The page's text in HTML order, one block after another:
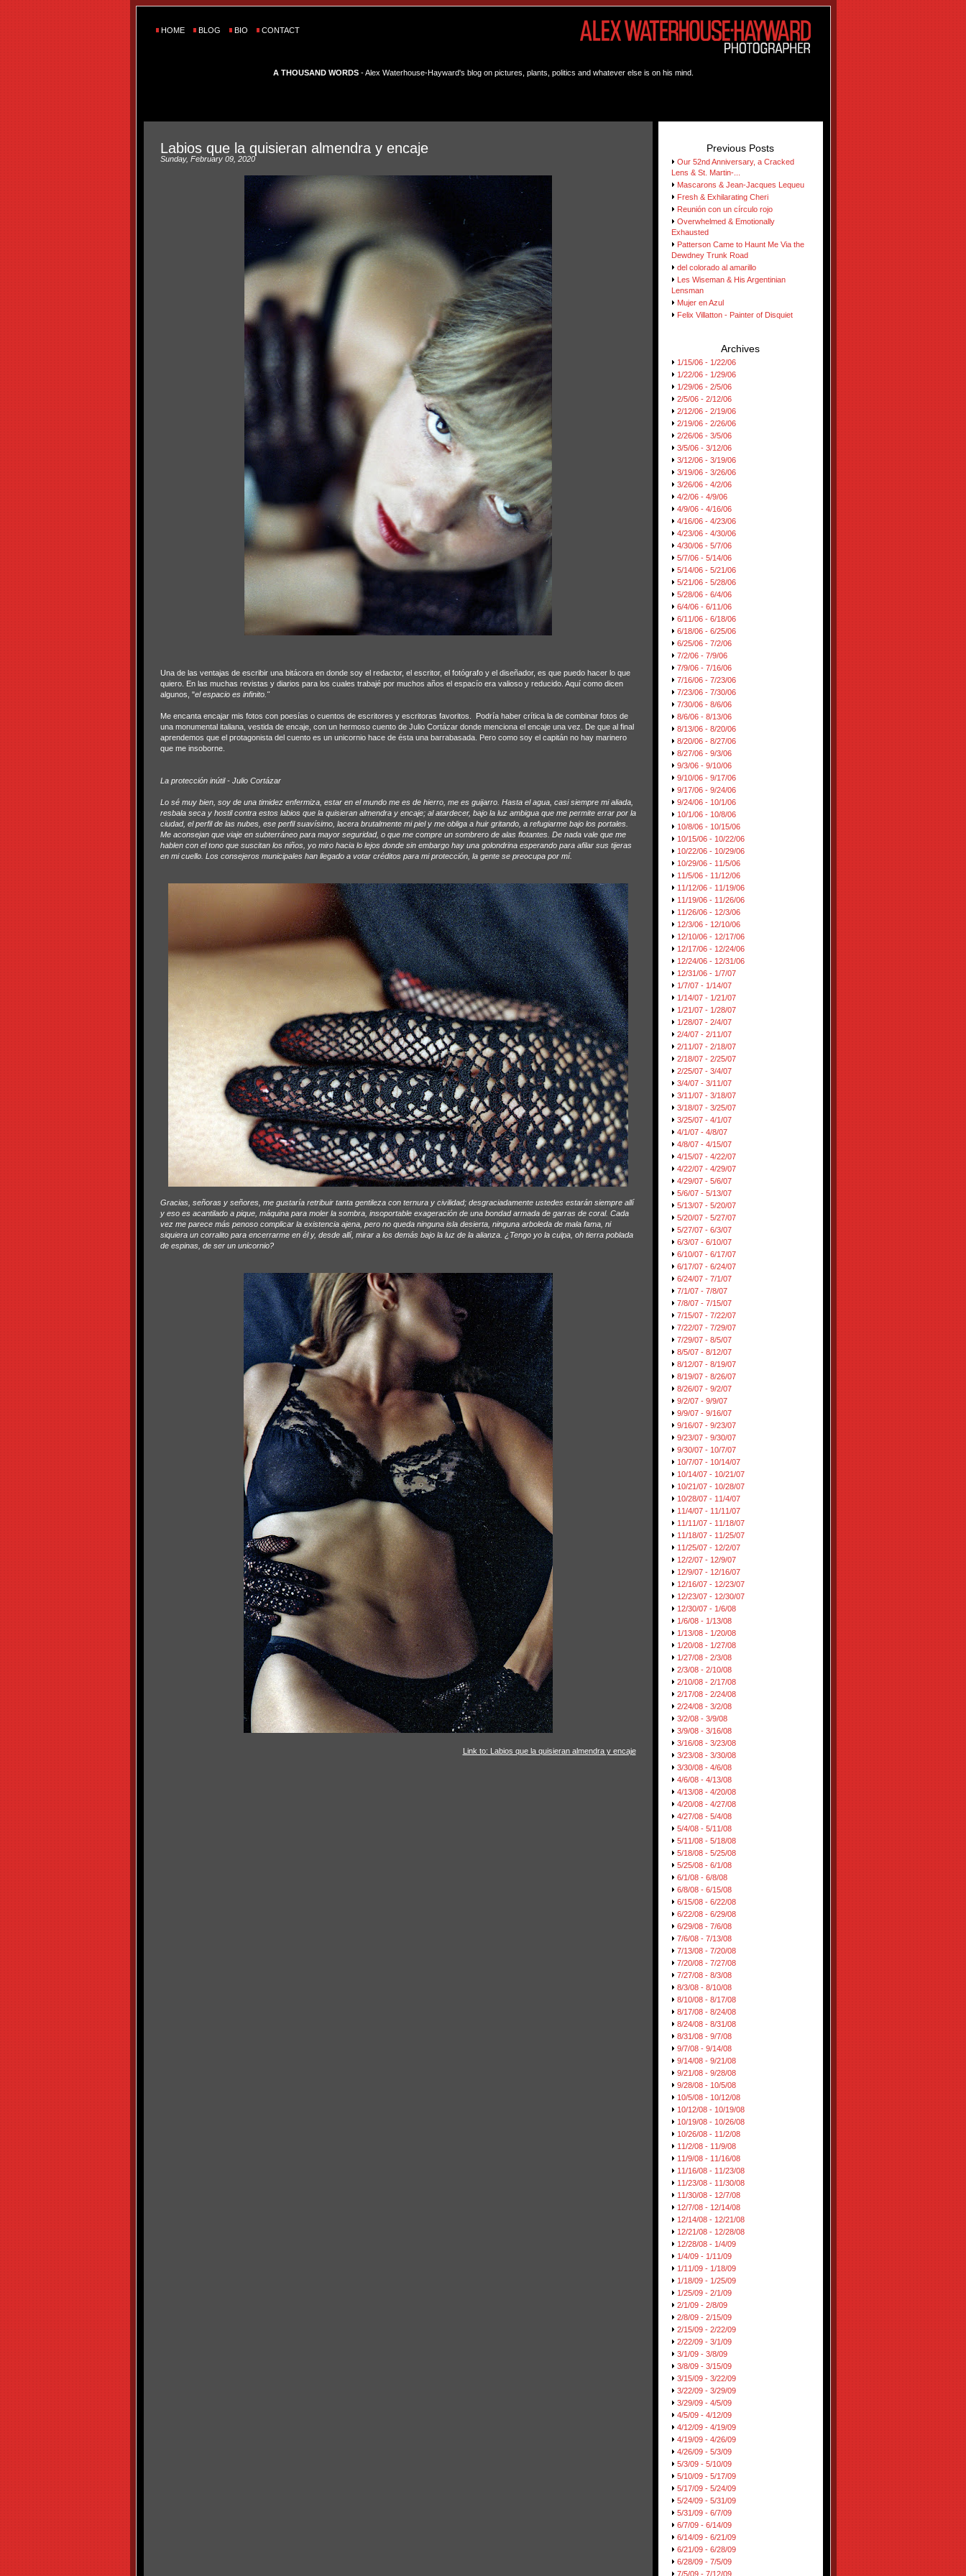
HOME BLOG BIO CONTACT
A THOUSAND WORDS- Alex Waterhouse-Hayward's blog on pictures, plants, politics and whatever else is on his mind.
Labios que la quisieran almendra y encaje
Sunday, February 09, 2020
Una de las ventajas de escribir una bitácora en donde soy el redactor, el escritor, el fotógrafo y el diseñador, es que puedo hacer lo que
quiero. En las muchas revistas y diarios para los cuales trabajé por muchos años el espacío era valioso y reducido. Aquí como dicen
algunos, "el espacio es infinito."
Me encanta encajar mis fotos con poesías o cuentos de escritores y escritoras favoritos. Podría haber crítica la de combinar fotos de
una monumental italiana, vestida de encaje, con un hermoso cuento de Julio Cortázar donde menciona el encaje una vez. De que al final
aprendemos que el protagonista del cuento es un unicornio hace de ésta una barrabasada. Pero como soy el capitán no hay marinero
que me insoborne.
La protección inútil - Julio Cortázar
Lo sé muy bien, soy de una timidez enfermiza, estar en el mundo me es de hierro, me es guijarro. Hasta el agua, casi siempre mi aliada,
resbala seca y hostil contra estos labios que la quisieran almendra y encaje; al atardecer, bajo la luz ambigua que me permite errar por la
ciudad, el perfil de las nubes, ese perfil suavísimo, lacera brutalmente mi piel y me obliga a huir gritando, a refugiarme bajo los portales.
Me aconsejan que viaje en subterráneo para mayor seguridad, o que me compre un sombrero de alas flotantes. De nada vale que me
hablen con el tono que suscitan los niños, yo miro hacia lo lejos donde sin embargo hay una golondrina esperando para afilar sus tijeras
en mi cuello. Los consejeros municipales han llegado a votar créditos para mi protección, la gente se preocupa por mí.
Gracias, señoras y señores, me gustaría retribuir tanta gentileza con ternura y civilidad; desgraciadamente ustedes estarán siempre allí
y eso es acantilado a pique, máquina para moler la sombra, insoportable exageración de una bondad armada de garras de coral. Cada
vez me parece más penoso complicar la existencia ajena, pero no queda ninguna isla desierta, ninguna arboleda de mala fama, ni
siquiera un corralito para encerrarme en él y, desde allí, mirar a los demás bajo la luz de la alianza. ¿Tengo yo la culpa, oh tierra poblada
de espinas, de ser un unicornio?
Link to: Labios que la quisieran almendra y encaje
Previous Posts
Our 52nd Anniversary, a Cracked
Lens & St. Martin-...
Mascarons & Jean-Jacques Lequeu
Fresh & Exhilarating Cheri
Reunión con un círculo rojo
Overwhelmed & Emotionally
Exhausted
Patterson Came to Haunt Me Via the
Dewdney Trunk Road
del colorado al amarillo
Les Wiseman & His Argentinian
Lensman
Mujer en Azul
Felix Villatton - Painter of Disquiet
Archives
1/15/06 - 1/22/06
1/22/06 - 1/29/06
1/29/06 - 2/5/06
2/5/06 - 2/12/06
2/12/06 - 2/19/06
2/19/06 - 2/26/06
2/26/06 - 3/5/06
3/5/06 - 3/12/06
3/12/06 - 3/19/06
3/19/06 - 3/26/06
3/26/06 - 4/2/06
4/2/06 - 4/9/06
4/9/06 - 4/16/06
4/16/06 - 4/23/06
4/23/06 - 4/30/06
4/30/06 - 5/7/06
5/7/06 - 5/14/06
5/14/06 - 5/21/06
5/21/06 - 5/28/06
5/28/06 - 6/4/06
6/4/06 - 6/11/06
6/11/06 - 6/18/06
6/18/06 - 6/25/06
6/25/06 - 7/2/06
7/2/06 - 7/9/06
7/9/06 - 7/16/06
7/16/06 - 7/23/06
7/23/06 - 7/30/06
7/30/06 - 8/6/06
8/6/06 - 8/13/06
8/13/06 - 8/20/06
8/20/06 - 8/27/06
8/27/06 - 9/3/06
9/3/06 - 9/10/06
9/10/06 - 9/17/06
9/17/06 - 9/24/06
9/24/06 - 10/1/06
10/1/06 - 10/8/06
10/8/06 - 10/15/06
10/15/06 - 10/22/06
10/22/06 - 10/29/06
10/29/06 - 11/5/06
11/5/06 - 11/12/06
11/12/06 - 11/19/06
11/19/06 - 11/26/06
11/26/06 - 12/3/06
12/3/06 - 12/10/06
12/10/06 - 12/17/06
12/17/06 - 12/24/06
12/24/06 - 12/31/06
12/31/06 - 1/7/07
1/7/07 - 1/14/07
1/14/07 - 1/21/07
1/21/07 - 1/28/07
1/28/07 - 2/4/07
2/4/07 - 2/11/07
2/11/07 - 2/18/07
2/18/07 - 2/25/07
2/25/07 - 3/4/07
3/4/07 - 3/11/07
3/11/07 - 3/18/07
3/18/07 - 3/25/07
3/25/07 - 4/1/07
4/1/07 - 4/8/07
4/8/07 - 4/15/07
4/15/07 - 4/22/07
4/22/07 - 4/29/07
4/29/07 - 5/6/07
5/6/07 - 5/13/07
5/13/07 - 5/20/07
5/20/07 - 5/27/07
5/27/07 - 6/3/07
6/3/07 - 6/10/07
6/10/07 - 6/17/07
6/17/07 - 6/24/07
6/24/07 - 7/1/07
7/1/07 - 7/8/07
7/8/07 - 7/15/07
7/15/07 - 7/22/07
7/22/07 - 7/29/07
7/29/07 - 8/5/07
8/5/07 - 8/12/07
8/12/07 - 8/19/07
8/19/07 - 8/26/07
8/26/07 - 9/2/07
9/2/07 - 9/9/07
9/9/07 - 9/16/07
9/16/07 - 9/23/07
9/23/07 - 9/30/07
9/30/07 - 10/7/07
10/7/07 - 10/14/07
10/14/07 - 10/21/07
10/21/07 - 10/28/07
10/28/07 - 11/4/07
11/4/07 - 11/11/07
11/11/07 - 11/18/07
11/18/07 - 11/25/07
11/25/07 - 12/2/07
12/2/07 - 12/9/07
12/9/07 - 12/16/07
12/16/07 - 12/23/07
12/23/07 - 12/30/07
12/30/07 - 1/6/08
1/6/08 - 1/13/08
1/13/08 - 1/20/08
1/20/08 - 1/27/08
1/27/08 - 2/3/08
2/3/08 - 2/10/08
2/10/08 - 2/17/08
2/17/08 - 2/24/08
2/24/08 - 3/2/08
3/2/08 - 3/9/08
3/9/08 - 3/16/08
3/16/08 - 3/23/08
3/23/08 - 3/30/08
3/30/08 - 4/6/08
4/6/08 - 4/13/08
4/13/08 - 4/20/08
4/20/08 - 4/27/08
4/27/08 - 5/4/08
5/4/08 - 5/11/08
5/11/08 - 5/18/08
5/18/08 - 5/25/08
5/25/08 - 6/1/08
6/1/08 - 6/8/08
6/8/08 - 6/15/08
6/15/08 - 6/22/08
6/22/08 - 6/29/08
6/29/08 - 7/6/08
7/6/08 - 7/13/08
7/13/08 - 7/20/08
7/20/08 - 7/27/08
7/27/08 - 8/3/08
8/3/08 - 8/10/08
8/10/08 - 8/17/08
8/17/08 - 8/24/08
8/24/08 - 8/31/08
8/31/08 - 9/7/08
9/7/08 - 9/14/08
9/14/08 - 9/21/08
9/21/08 - 9/28/08
9/28/08 - 10/5/08
10/5/08 - 10/12/08
10/12/08 - 10/19/08
10/19/08 - 10/26/08
10/26/08 - 11/2/08
11/2/08 - 11/9/08
11/9/08 - 11/16/08
11/16/08 - 11/23/08
11/23/08 - 11/30/08
11/30/08 - 12/7/08
12/7/08 - 12/14/08
12/14/08 - 12/21/08
12/21/08 - 12/28/08
12/28/08 - 1/4/09
1/4/09 - 1/11/09
1/11/09 - 1/18/09
1/18/09 - 1/25/09
1/25/09 - 2/1/09
2/1/09 - 2/8/09
2/8/09 - 2/15/09
2/15/09 - 2/22/09
2/22/09 - 3/1/09
3/1/09 - 3/8/09
3/8/09 - 3/15/09
3/15/09 - 3/22/09
3/22/09 - 3/29/09
3/29/09 - 4/5/09
4/5/09 - 4/12/09
4/12/09 - 4/19/09
4/19/09 - 4/26/09
4/26/09 - 5/3/09
5/3/09 - 5/10/09
5/10/09 - 5/17/09
5/17/09 - 5/24/09
5/24/09 - 5/31/09
5/31/09 - 6/7/09
6/7/09 - 6/14/09
6/14/09 - 6/21/09
6/21/09 - 6/28/09
6/28/09 - 7/5/09
7/5/09 - 7/12/09